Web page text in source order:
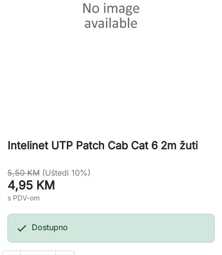
Intelinet UTP Patch Cab Cat 6 2m žuti
5,50 KM (Uštedi 10%)
4,95 KM
s PDV-om
 Dostupno